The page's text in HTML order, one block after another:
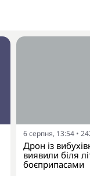
6 серпня, 13:54 •
Дрон із
виявили біля
боєприпасами